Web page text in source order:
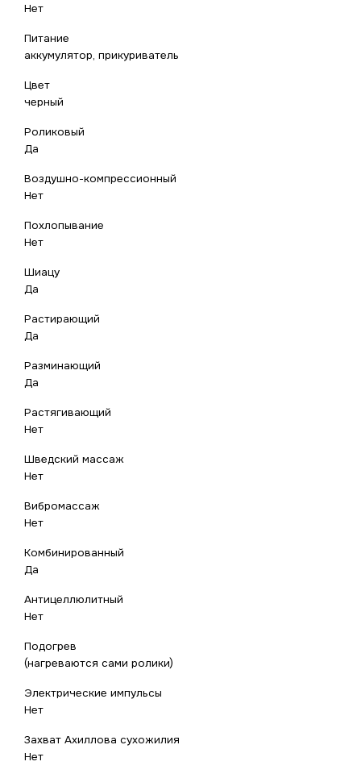
Нет
Питание
аккумулятор, прикуриватель
Цвет
черный
Роликовый
Да
Воздушно-компрессионный
Нет
Похлопывание
Нет
Шиацу
Да
Растирающий
Да
Разминающий
Да
Растягивающий
Нет
Шведский массаж
Нет
Вибромассаж
Нет
Комбинированный
Да
Антицеллюлитный
Нет
Подогрев
(нагреваются сами ролики)
Электрические импульсы
Нет
Захват Ахиллова сухожилия
Нет